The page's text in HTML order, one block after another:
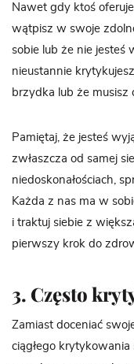
Nawet gdy ktoś
wątpisz w swoje
sobie lub że nie jesteś
nieustannie
brzydka lub że musisz
Pamiętaj, że jesteś
zwłaszcza od samej
niedoskonałościach,
Każda z nas ma w
i traktuj siebie z
pierwszy krok do
3. Często
Zamiast doceniać
ciągłego krytykowania